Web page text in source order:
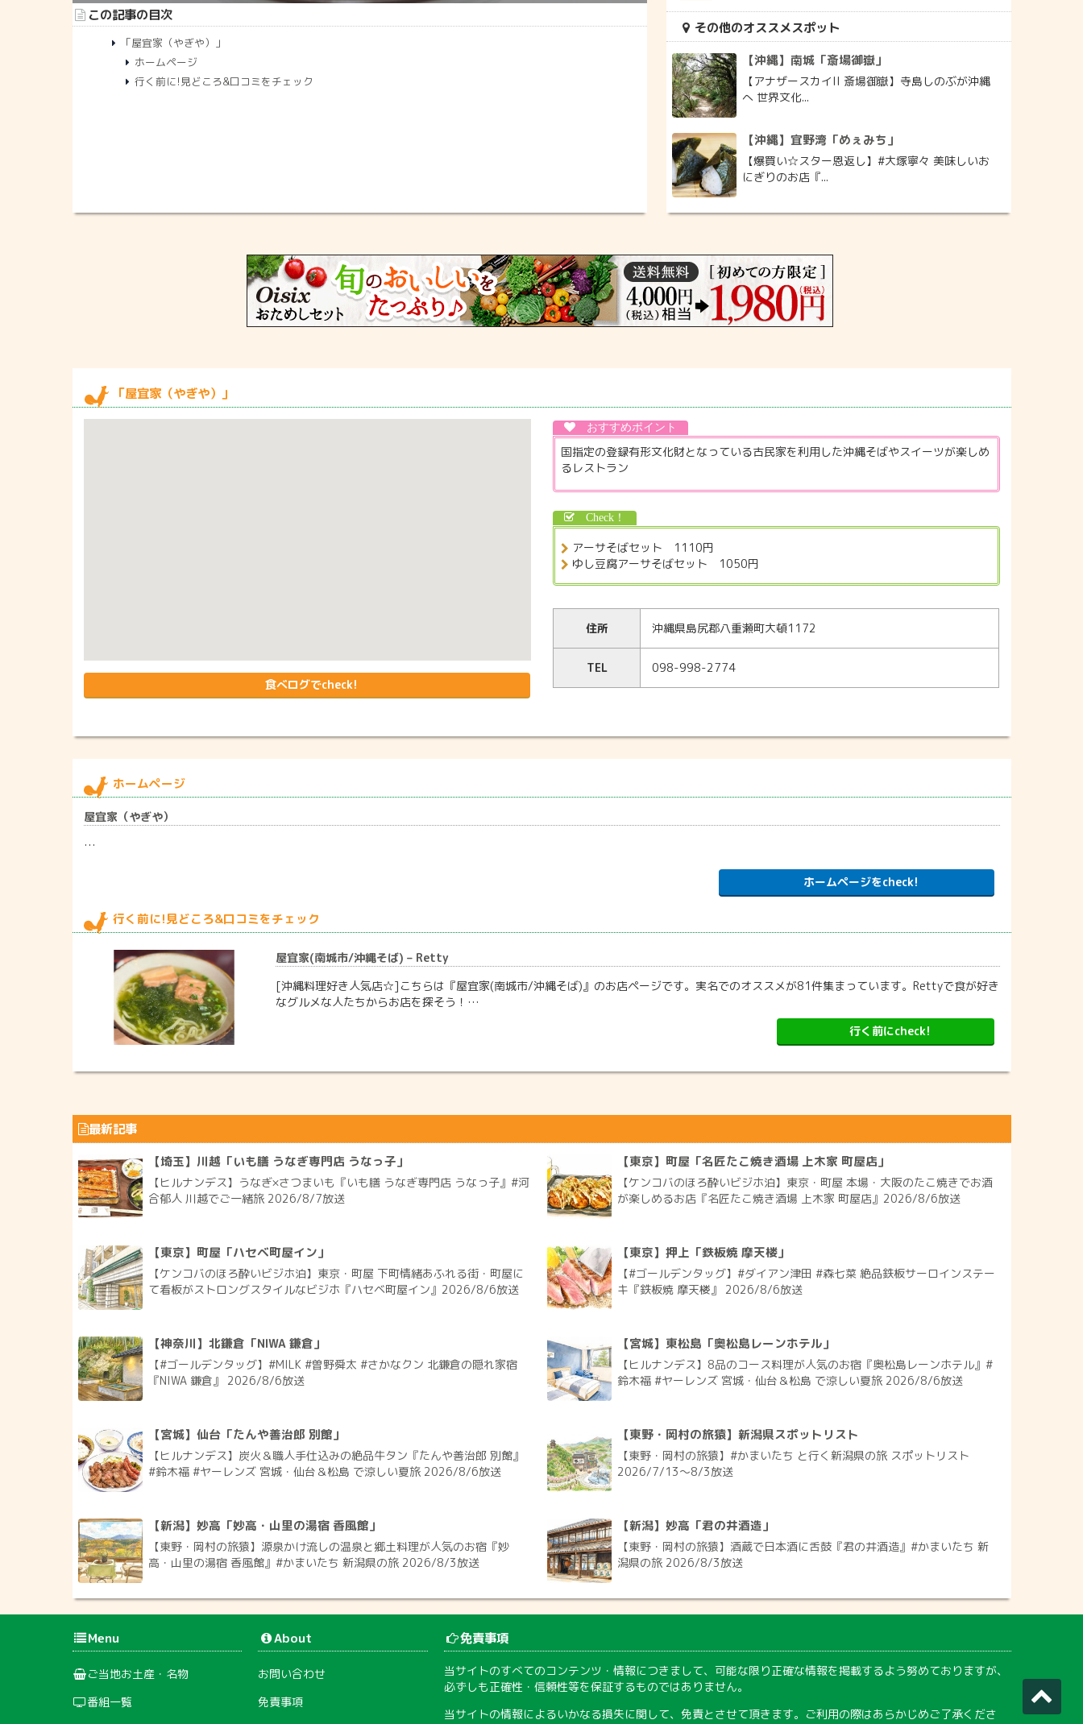
この記事の目次
「屋宜家（やぎや）」
ホームページ
行く前に!見どころ&口コミをチェック
その他のオススメスポット
【沖縄】南城「斎場御嶽」
【アナザースカイII 斎場御嶽】寺島しのぶが沖縄
へ 世界文化...
【沖縄】宜野湾「めぇみち」
【爆買い☆スター恩返し】#大塚寧々 美味しいお
にぎりのお店『...
「屋宜家（やぎや）」
食べログでcheck!
国指定の登録有形文化財となっている古民家を利用した沖縄そばやスイーツが楽しめ
るレストラン
アーサそばセット 1110円
ゆし豆腐アーサそばセット 1050円
住所 沖縄県島尻郡八重瀬町大頓1172
TEL 098-998-2774
ホームページ
屋宜家（やぎや）
…
ホームページをcheck!
行く前に!見どころ&口コミをチェック
屋宜家(南城市/沖縄そば) – Retty
[沖縄料理好き人気店☆]こちらは『屋宜家(南城市/沖縄そば)』のお店ページです。実名でのオススメが81件集まっています。Rettyで食が好き
なグルメな人たちからお店を探そう！…
行く前にcheck!
最新記事
【埼玉】川越「いも膳 うなぎ専門店 うなっ子」
【ヒルナンデス】うなぎ×さつまいも『いも膳 うなぎ専門店 うなっ子』#河
合郁人 川越でご一緒旅 2026/8/7放送
【東京】町屋「名匠たこ焼き酒場 上木家 町屋店」
【ケンコバのほろ酔いビジホ泊】東京・町屋 本場・大阪のたこ焼きでお酒
が楽しめるお店『名匠たこ焼き酒場 上木家 町屋店』2026/8/6放送
【東京】町屋「ハセベ町屋イン」
【ケンコバのほろ酔いビジホ泊】東京・町屋 下町情緒あふれる街・町屋に
て看板がストロングスタイルなビジホ『ハセベ町屋イン』2026/8/6放送
【東京】押上「鉄板焼 摩天楼」
【#ゴールデンタッグ】#ダイアン津田 #森七菜 絶品鉄板サーロインステー
キ『鉄板焼 摩天楼』 2026/8/6放送
【神奈川】北鎌倉「NIWA 鎌倉」
【#ゴールデンタッグ】#MILK #曽野舜太 #さかなクン 北鎌倉の隠れ家宿
『NIWA 鎌倉』 2026/8/6放送
【宮城】東松島「奥松島レーンホテル」
【ヒルナンデス】8品のコース料理が人気のお宿『奥松島レーンホテル』#
鈴木福 #ヤーレンズ 宮城・仙台＆松島 で涼しい夏旅 2026/8/6放送
【宮城】仙台「たんや善治郎 別館」
【ヒルナンデス】炭火＆職人手仕込みの絶品牛タン『たんや善治郎 別館』
#鈴木福 #ヤーレンズ 宮城・仙台＆松島 で涼しい夏旅 2026/8/6放送
【東野・岡村の旅猿】新潟県スポットリスト
【東野・岡村の旅猿】#かまいたち と行く新潟県の旅 スポットリスト
2026/7/13〜8/3放送
【新潟】妙高「妙高・山里の湯宿 香風館」
【東野・岡村の旅猿】源泉かけ流しの温泉と郷土料理が人気のお宿『妙
高・山里の湯宿 香風館』#かまいたち 新潟県の旅 2026/8/3放送
【新潟】妙高「君の井酒造」
【東野・岡村の旅猿】酒蔵で日本酒に舌鼓『君の井酒造』#かまいたち 新
潟県の旅 2026/8/3放送
Menu
ご当地お土産・名物
番組一覧
About
お問い合わせ
免責事項
免責事項
当サイトのすべてのコンテンツ・情報につきまして、可能な限り正確な情報を掲載するよう努めておりますが、
必ずしも正確性・信頼性等を保証するものではありません。
当サイトの情報によるいかなる損失に関して、免責とさせて頂きます。ご利用の際はあらかじめご了承くださ